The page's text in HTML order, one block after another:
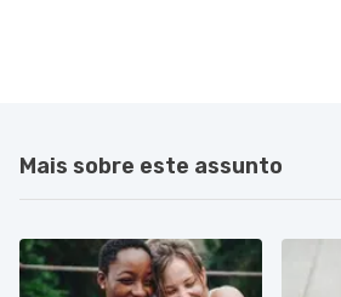
Mais sobre este assunto